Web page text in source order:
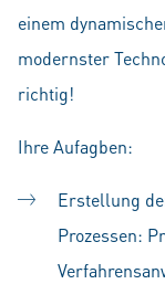
einem
modernster
richtig!
Ihre Aufagben:
Erstellung
Prozessen: